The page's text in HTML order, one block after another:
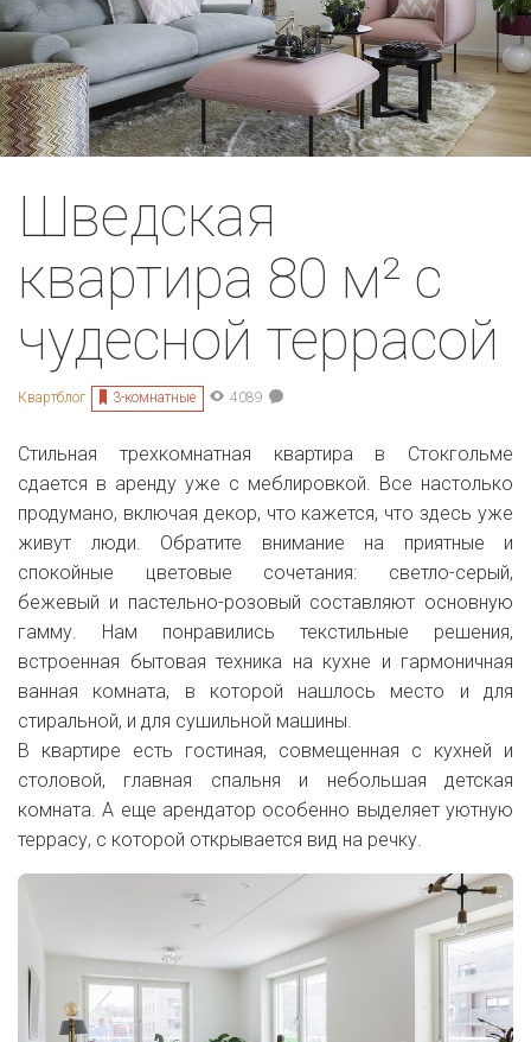
Шведская
квартира 80 м² с
чудесной террасой
Квартблог 3-комнатные 4089
Стильная трехкомнатная квартира в Стокгольме
сдается в аренду уже с меблировкой. Все настолько
продумано, включая декор, что кажется, что здесь уже
живут люди. Обратите внимание на приятные и
спокойные цветовые сочетания: светло-серый,
бежевый и пастельно-розовый составляют основную
гамму. Нам понравились текстильные решения,
встроенная бытовая техника на кухне и гармоничная
ванная комната, в которой нашлось место и для
стиральной, и для сушильной машины.
В квартире есть гостиная, совмещенная с кухней и
столовой, главная спальня и небольшая детская
комната. А еще арендатор особенно выделяет уютную
террасу, с которой открывается вид на речку.